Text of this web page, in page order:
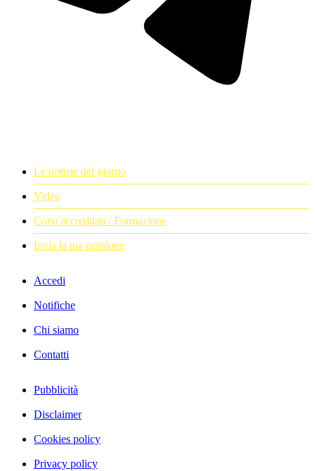
Le notizie del giorno
Video
Corsi accreditati / Formazione
Invia la tua opinione
Accedi
Notifiche
Chi siamo
Contatti
Pubblicità
Disclaimer
Cookies policy
Privacy policy